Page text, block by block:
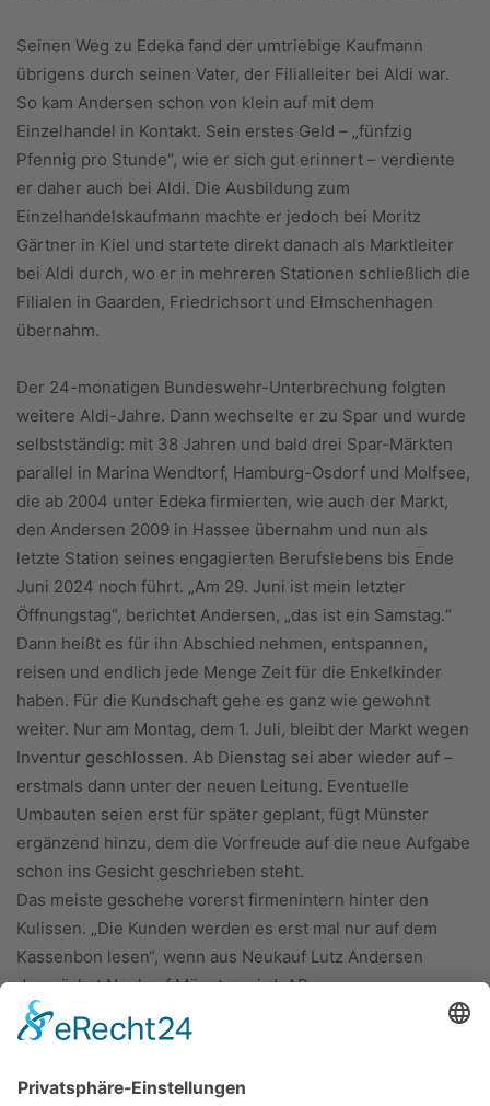
Seinen Weg zu Edeka fand der umtriebige Kaufmann
übrigens durch seinen Vater, der Filialleiter bei Aldi war.
So kam Andersen schon von klein auf mit dem
Einzelhandel in Kontakt. Sein erstes Geld – „fünfzig
Pfennig pro Stunde“, wie er sich gut erinnert – verdiente
er daher auch bei Aldi. Die Ausbildung zum
Einzelhandelskaufmann machte er jedoch bei Moritz
Gärtner in Kiel und startete direkt danach als Marktleiter
bei Aldi durch, wo er in mehreren Stationen schließlich die
Filialen in Gaarden, Friedrichsort und Elmschenhagen
übernahm.
Der 24-monatigen Bundeswehr-Unterbrechung folgten
weitere Aldi-Jahre. Dann wechselte er zu Spar und wurde
selbstständig: mit 38 Jahren und bald drei Spar-Märkten
parallel in Marina Wendtorf, Hamburg-Osdorf und Molfsee,
die ab 2004 unter Edeka firmierten, wie auch der Markt,
den Andersen 2009 in Hassee übernahm und nun als
letzte Station seines engagierten Berufslebens bis Ende
Juni 2024 noch führt. „Am 29. Juni ist mein letzter
Öffnungstag“, berichtet Andersen, „das ist ein Samstag.“
Dann heißt es für ihn Abschied nehmen, entspannen,
reisen und endlich jede Menge Zeit für die Enkelkinder
haben. Für die Kundschaft gehe es ganz wie gewohnt
weiter. Nur am Montag, dem 1. Juli, bleibt der Markt wegen
Inventur geschlossen. Ab Dienstag sei aber wieder auf –
erstmals dann unter der neuen Leitung. Eventuelle
Umbauten seien erst für später geplant, fügt Münster
ergänzend hinzu, dem die Vorfreude auf die neue Aufgabe
schon ins Gesicht geschrieben steht.
Das meiste geschehe vorerst firmenintern hinter den
Kulissen. „Die Kunden werden es erst mal nur auf dem
Kassenbon lesen“, wenn aus Neukauf Lutz Andersen
demnächst Neukauf Münster wird. AB